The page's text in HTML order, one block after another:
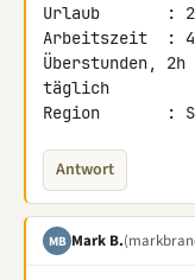
Urlaub       :
Arbeitszeit  :
Überstunden,
täglich
Region       :
Antwort
MB Mark B.